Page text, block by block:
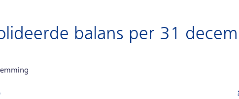
balans per 31